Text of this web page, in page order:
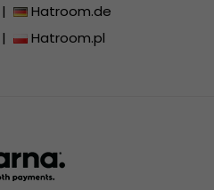
|
Hatroom.de
| Hatroom.pl